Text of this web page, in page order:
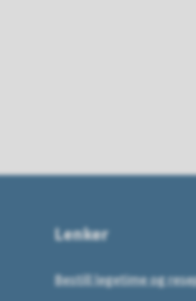
Lenker
Bestill legetime og